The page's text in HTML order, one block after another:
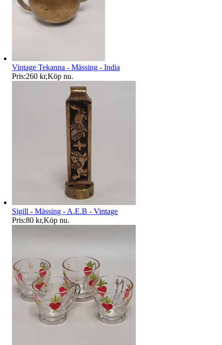
Vintage Tekanna - Mässing - India
Pris:260 kr,Köp nu.
Sigill - Mässing - A.E.B - Vintage
Pris:80 kr,Köp nu.